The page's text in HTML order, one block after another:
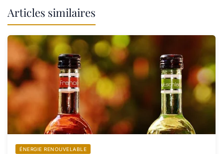
Articles similaires
ÉNERGIE RENOUVELABLE